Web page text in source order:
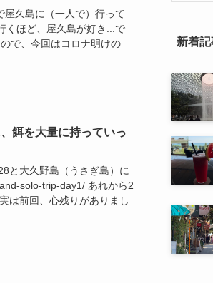
屋久島に（一人で）行って
くほど、屋久島が好き...で
で、今回はコロナ明けの
餌を大量に持っていっ
と大久野島（うさぎ島）に
solo-trip-day1/ あれから2
は前回、心残りがありまし
新着